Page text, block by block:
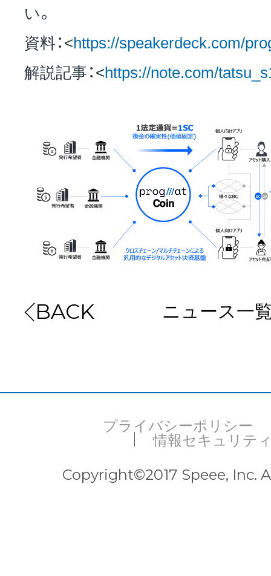
い。
資料：<https://speakerdeck.com/
解説記事：<https://note.com/
BACK ニュース一
プライバシーポリシー
情報セキュリテ
Copyright©2017 Speee, Inc.